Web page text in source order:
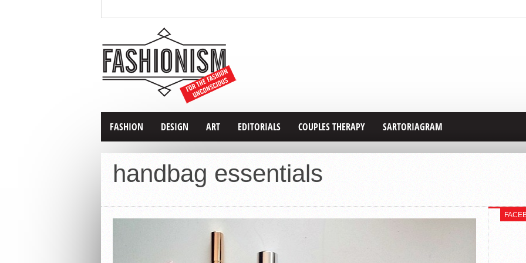
FASHION DESIGN ART EDITORIALS COUPLES THERAPY SARTORIAGRAM
handbag essentials